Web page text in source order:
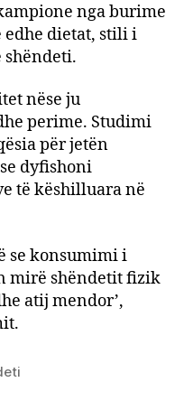
nga burime
edhe dietat, stili i
shëndeti.
nëse ju
perime. Studimi
për jetën
dyfishoni
të këshilluara në
se konsumimi i
mirë shëndetit fizik
atij mendor’,